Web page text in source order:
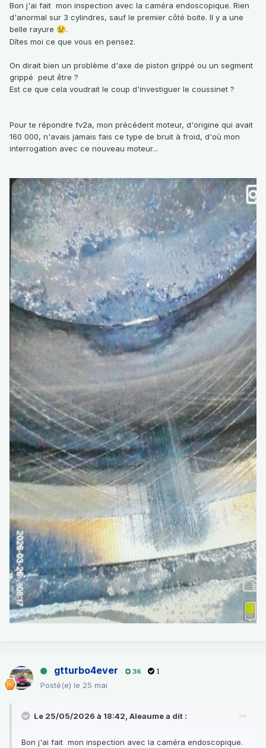
Bon j'ai fait mon inspection avec la caméra endoscopique. Rien
d'anormal sur 3 cylindres, sauf le premier côté boite. Il y a une
belle rayure 😢.
Dîtes moi ce que vous en pensez.
On dirait bien un problème d'axe de piston grippé ou un segment
grippé peut être ?
Est ce que cela voudrait le coup d'investiguer le coussinet ?
Pour te répondre fv2a, mon précédent moteur, d'origine qui avait
160 000, n'avais jamais fais ce type de bruit à froid, d'où mon
interrogation avec ce nouveau moteur...
gtturbo4ever 36 1
Posté(e) le 25 mai
Le 25/05/2026 à 18:42, Aleaumea dit :
Bon j'ai fait mon inspection avec la caméra endoscopique.